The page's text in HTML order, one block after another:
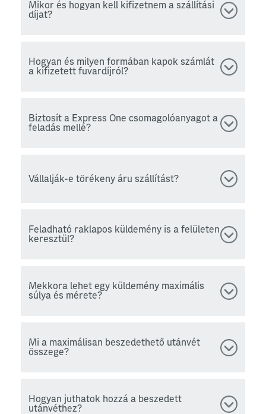
Mikor és hogyan kell kifizetnem a szállítási
díjat?
Hogyan és milyen formában kapok számlát
a kifizetett fuvardíjról?
Biztosít a Express One csomagolóanyagot a
feladás mellé?
Vállalják-e törékeny áru szállítást?
Feladható raklapos küldemény is a felületen
keresztül?
Mekkora lehet egy küldemény maximális
súlya és mérete?
Mi a maximálisan beszedethető utánvét
összege?
Hogyan juthatok hozzá a beszedett
utánvéthez?